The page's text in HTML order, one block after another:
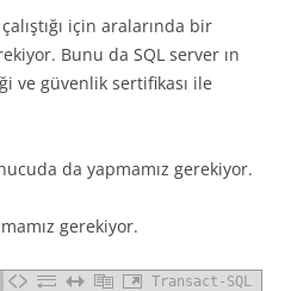
için aralarında bir
Bunu da SQL server ın
ve güvenlik sertifikası ile
da yapmamız gerekiyor.
gerekiyor.
Transact-SQL